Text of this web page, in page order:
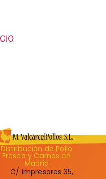
Distribución de Pollo
Fresco y Carnes en
Madrid
C/ Impresores 35,